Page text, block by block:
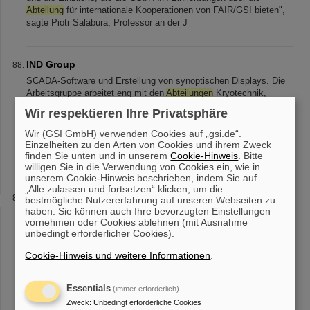
Abteilung für internationale Kooperationen von FAIR/GSI bieten",
sagte Piotr Salabura, Professor an der J
IND Group
SCADA-Software und Erstellung von synoptischen Displays. Die
Arbeitsgruppe arbeitet eng mit den Abteilungen Kryotechnik,
Aufgaben Aktuelle Schwerp [...] vor den Gefahren ionisierdender
Strahlen beim Betrieb der Beschleuniger Unterstützung anderer
Abteilungsprojektebeim Einsatz und der Integration von
industriellen Systemen in das zentrale Kontrollsystem
Sicherere Raumfahrt – Simulator für kosmische
Strahlung bei GSI/FAIR
erläutert Marco Durante, Professor an der Technischen Universität
Darmstadt und Leiter derGSI/FAIR-Forschungsabteilung
Biophysik. „Deshalb hat unser Forschungsteam, mit
ResearchGSI/FAIR-Forschungsabteilung
SciSpace – Science in Space Environment ESA-FAIR Space
Wir respektieren Ihre Privatsphäre
Wir (GSI GmbH) verwenden Cookies auf „gsi.de“.
Einzelheiten zu den Arten von Cookies und ihrem Zweck
finden Sie unten und in unseremCookie-Hinweis . Bitte
willigen Sie in die Verwendung von Cookies ein, wie in
unserem Cookie-Hinweis beschrieben, indem Sie auf
„Alle zulassen und fortsetzen“ klicken, um die
bestmögliche Nutzererfahrung auf unseren Webseiten zu
haben. Sie können auch Ihre bevorzugten Einstellungen
vornehmen oder Cookies ablehnen (mit Ausnahme
unbedingt erforderlicher Cookies).
Cookie-Hinweis und weitere Informationen
Essentials (immer erforderlich)
Zweck: Unbedingt erforderliche Cookies